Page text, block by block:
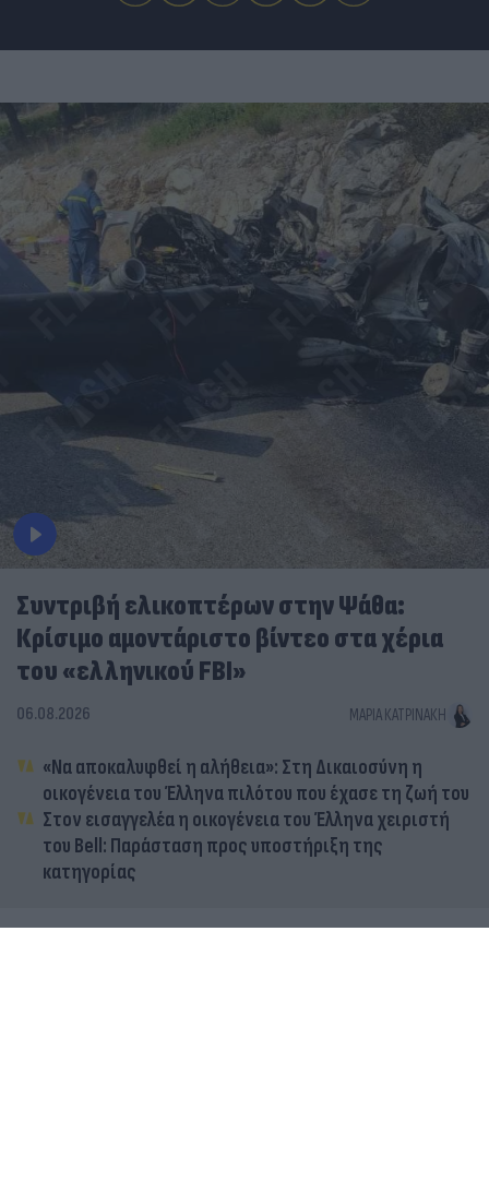
Συντριβή ελικοπτέρων στην Ψάθα:
Κρίσιμο αμοντάριστο βίντεο στα χέρια
του «ελληνικού FBI»
06.08.2026 ΜΑΡΊΑ ΚΑΤΡΙΝΆΚΗ
«Να αποκαλυφθεί η αλήθεια»: Στη Δικαιοσύνη η
οικογένεια του Έλληνα πιλότου που έχασε τη ζωή του
Στον εισαγγελέα η οικογένεια του Έλληνα χειριστή
του Bell: Παράσταση προς υποστήριξη της
κατηγορίας